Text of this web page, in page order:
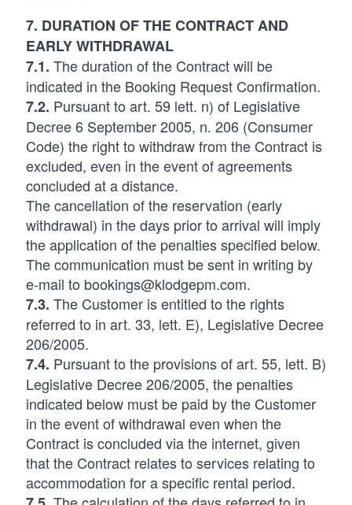
7. DURATION OF THE CONTRACT AND
EARLY WITHDRAWAL
7.1. The duration of the Contract will be
indicated in the Booking Request Confirmation.
7.2. Pursuant to art. 59 lett. n) of Legislative
Decree 6 September 2005, n. 206 (Consumer
Code) the right to withdraw from the Contract is
excluded, even in the event of agreements
concluded at a distance.
The cancellation of the reservation (early
withdrawal) in the days prior to arrival will imply
the application of the penalties specified below.
The communication must be sent in writing by
e-mail to bookings@klodgepm.com.
7.3. The Customer is entitled to the rights
referred to in art. 33, lett. E), Legislative Decree
206/2005.
7.4. Pursuant to the provisions of art. 55, lett. B)
Legislative Decree 206/2005, the penalties
indicated below must be paid by the Customer
in the event of withdrawal even when the
Contract is concluded via the internet, given
that the Contract relates to services relating to
accommodation for a specific rental period.